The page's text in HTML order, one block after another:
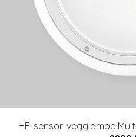
HF-sensor-vegglampe